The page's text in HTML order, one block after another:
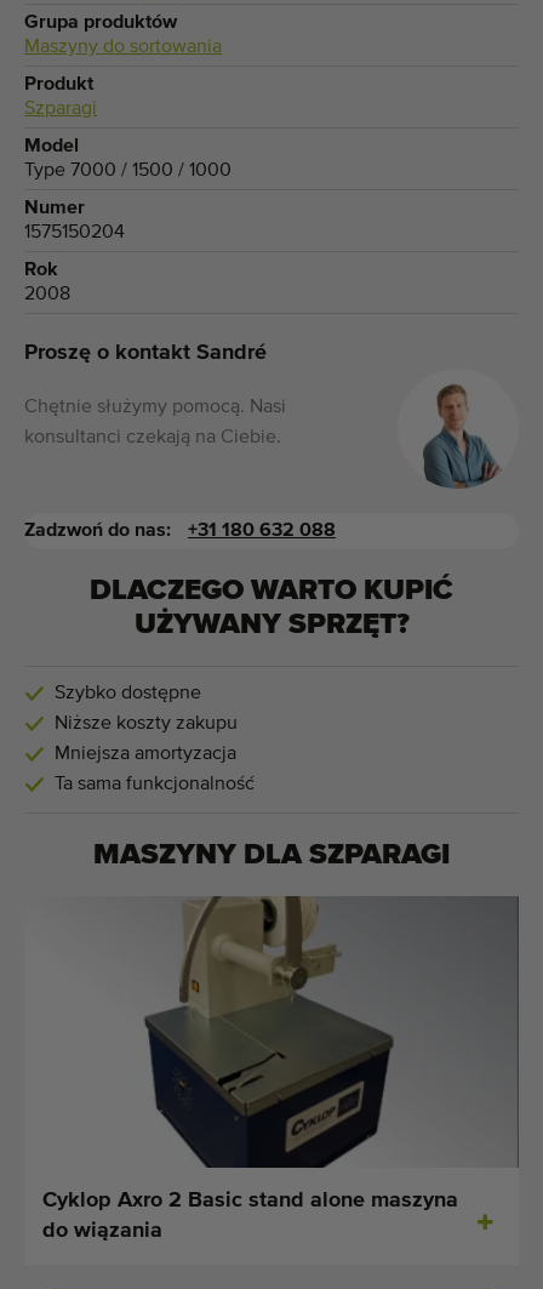
Grupa produktów
Maszyny do sortowania
Produkt
Szparagi
Model
Type 7000 / 1500 / 1000
Numer
1575150204
Rok
2008
Proszę o kontakt Sandré
Chętnie służymy pomocą. Nasi
konsultanci czekają na Ciebie.
Zadzwoń do nas: +31 180 632 088
DLACZEGO WARTO KUPIĆ
UŻYWANY SPRZĘT?
Szybko dostępne
Niższe koszty zakupu
Mniejsza amortyzacja
Ta sama funkcjonalność
MASZYNY DLA SZPARAGI
Cyklop Axro 2 Basic stand alone maszyna
do wiązania